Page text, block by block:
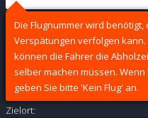
Die Flugnummer wird
Verspätungen verfolgen
können die Fahrer die
selber machen müssen.
geben Sie bitte 'Kein Flug' an.
Zielort: